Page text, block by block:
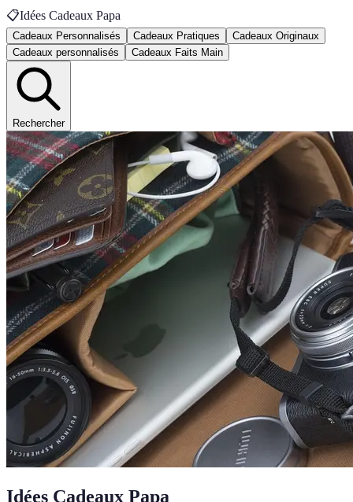
📋Idées Cadeaux Papa
Cadeaux Personnalisés Cadeaux Pratiques
Cadeaux Originaux
Cadeaux personnalisés
Cadeaux Faits Main
Rechercher
Idées Cadeaux Papa